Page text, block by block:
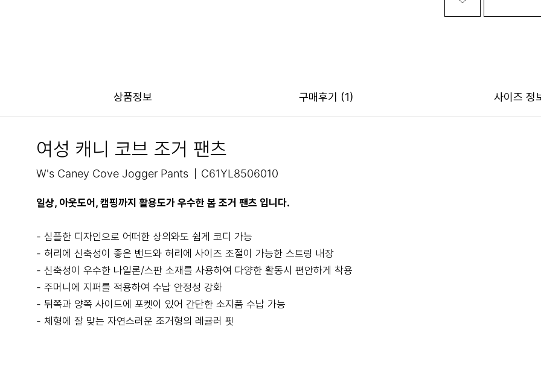
상품정보 구매후기 (1) 사이즈 정
여성 캐니 코브 조거 팬츠
W's Caney Cove Jogger Pants C61YL8506010
일상, 아웃도어, 캠핑까지 활용도가 우수한 봄 조거 팬츠 입니다.
- 심플한 디자인으로 어떠한 상의와도 쉽게 코디 가능
- 허리에 신축성이 좋은 밴드와 허리에 사이즈 조절이 가능한 스트링 내장
- 신축성이 우수한 나일론/스판 소재를 사용하여 다양한 활동시 편안하게 착용
- 주머니에 지퍼를 적용하여 수납 안정성 강화
- 뒤쪽과 양쪽 사이드에 포켓이 있어 간단한 소지품 수납 가능
- 체형에 잘 맞는 자연스러운 조거형의 레귤러 핏